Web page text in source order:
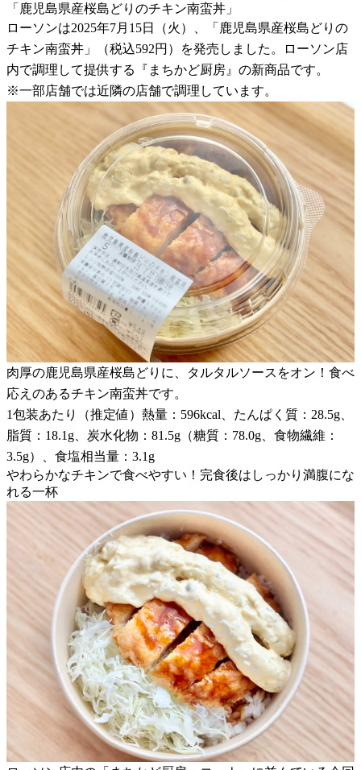
「鹿児島県産桜島どりのチキン南蛮丼」
ローソンは2025年7月15日（火）、「鹿児島県産桜島どりの
チキン南蛮丼」（税込592円）を発売しました。ローソン店
内で調理して提供する『まちかど厨房』の新商品です。
※一部店舗では近隣の店舗で調理しています。
肉厚の鹿児島県産桜島どりに、タルタルソースをオン！食べ
応えのあるチキン南蛮丼です。
1包装あたり（推定値）熱量：596kcal、たんぱく質：28.5g、
脂質：18.1g、炭水化物：81.5g（糖質：78.0g、食物繊維：
3.5g）、食塩相当量：3.1g
やわらかなチキンで食べやすい！完食後はしっかり満腹にな
れる一杯